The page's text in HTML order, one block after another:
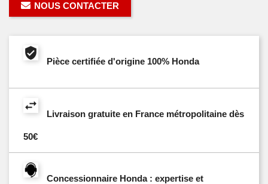
NOUS CONTACTER
Pièce certifiée d'origine 100% Honda
Livraison gratuite en France métropolitaine dès
50€
Concessionnaire Honda : expertise et